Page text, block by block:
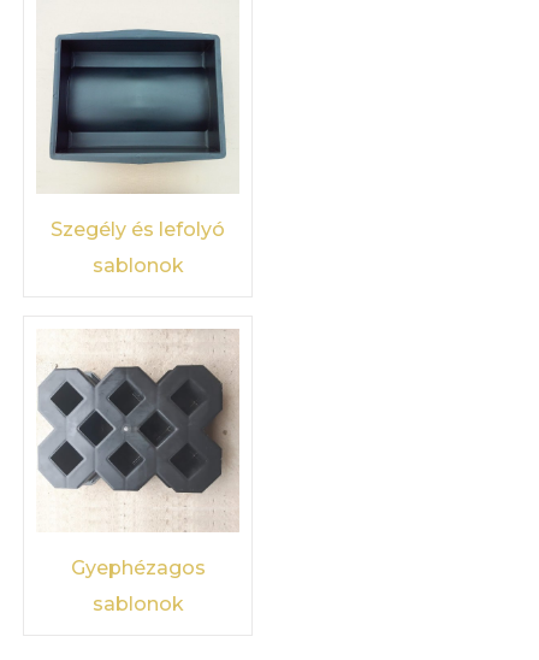
Szegély és lefolyó
sablonok
Gyephézagos
sablonok